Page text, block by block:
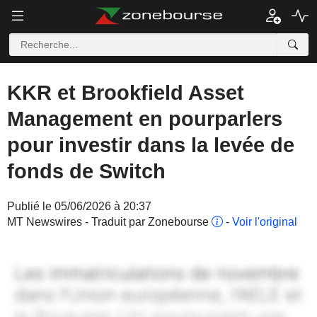
KKR et Brookfield Asset
Management en pourparlers
pour investir dans la levée de
fonds de Switch
Publié le 05/06/2026 à 20:37
MT Newswires - Traduit par Zonebourse
- Voir l'original